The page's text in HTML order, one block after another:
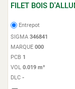
FILET BOIS
Entrepot
SIGMA 346841
MARQUE 000
PCB 1
VOL 0.019 m³
DLC -